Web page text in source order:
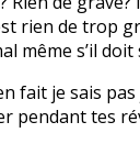
rien de trop
même s’il
fait je sais pas
pendant tes